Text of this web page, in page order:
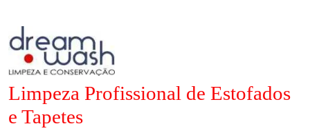
Limpeza Profissional de Estofados
e Tapetes